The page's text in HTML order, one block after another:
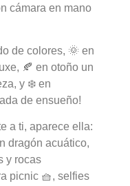
cámara en mano
de colores, 🌞 en
🍂 en otoño un
y ❄️ en
de ensueño!
a ti, aparece ella:
dragón acuático,
y rocas
picnic 🧺, selfies